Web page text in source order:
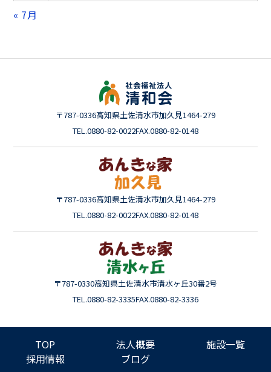
« 7月
〒787-0336高知県土佐清水市加久見1464-279
TEL.0880-82-0022FAX.0880-82-0148
〒787-0336高知県土佐清水市加久見1464-279
TEL.0880-82-0022FAX.0880-82-0148
〒787-0330高知県土佐清水市清水ヶ丘30番2号
TEL.0880-82-3335FAX.0880-82-3336
TOP 法人概要
施設一覧
採用情報
ブログ